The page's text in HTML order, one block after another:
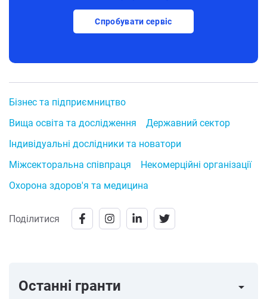
Спробувати сервіс
Бізнес та підприємництво
Вища освіта та дослідження
Державний сектор
Індивідуальні дослідники та новатори
Міжсекторальна співпраця
Некомерційні організації
Охорона здоров'я та медицина
Поділитися
Останні гранти arrow_right